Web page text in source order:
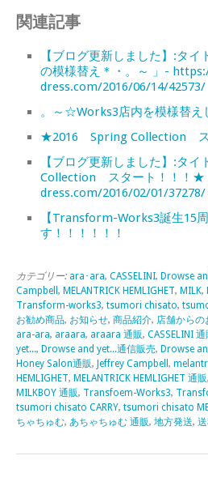
関連記事
【ブログ更新しました】:タ
の模様替え＊・。～ 」-
dress.com/2016/06/14/42573/
。～☆Works3店内を模様替え
★2016 Spring Collection
【ブログ更新しました】:タ
Collection スタート！！！★
dress.com/2016/02/01/37278/
【Transform-Works3誕生15
す！！！！！！
カテゴリー: ara･ara, CASSELINI, Drowse
Campbell , MELANTRICK HEMLIGHET, MILK,
Transform-works3, tsumori chisato,
お勧め商品, お知らせ, 商品紹介, 店舗からの
ara-ara, araara, araara 通販, CASSELINI 通
yet..., Drowse and yet...通信販売, Drowse
Honey Salon通販, Jeffrey Campbell ,
HEMLIGHET, MELANTRICK HEMLIGHET 通販,
MILKBOY 通販, Transfoem-Works3,
tsumori chisato CARRY, tsumori chisato
ちゃちゅむ, あちゃちゅむ 通販, 地方発送,